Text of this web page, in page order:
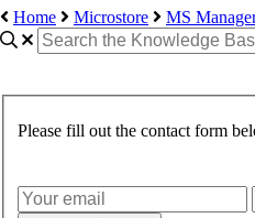
Home
Microstore MS
Please fill out the contact form